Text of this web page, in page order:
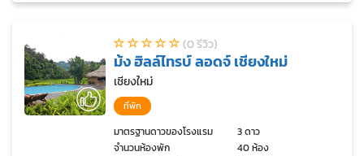
(0 รีวิว)
ม้ง ฮิลล์ไทรบ์ ลอดจ์ เชียงใหม่
เชียงใหม่
ที่พัก
มาตรฐานดาวของโรงแรม
3 ดาว
จำนวนห้องพัก
40 ห้อง